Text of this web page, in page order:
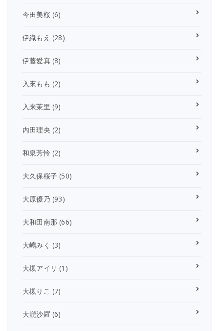
今田美桜(6)
伊織もえ (28)
伊藤愛真(8)
入來もも (2)
入来茉里 (9)
内田理央 (2)
和泉芳怜 (2)
大久保桜子 (50)
大原優乃 (93)
大和田南那 (66)
大嶋みく (3)
大槻アイリ (1)
大槻りこ (7)
大瀧沙羅 (6)